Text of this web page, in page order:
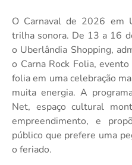
O Carnaval de 2026 em
trilha sonora. De 13 a 16
o Uberlândia Shopping,
o Carna Rock Folia,
folia em uma celebração
muita energia. A
Net, espaço cultural
empreendimento, e
público que prefere uma
o feriado.